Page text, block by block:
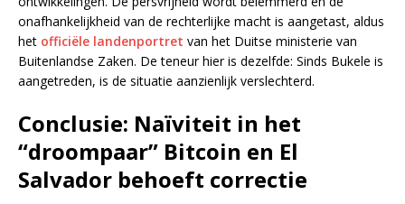
onafhankelijkheid van de rechterlijke macht is aangetast, aldus
het officiële landenportret van het Duitse ministerie van
Buitenlandse Zaken. De teneur hier is dezelfde: Sinds Bukele is
aangetreden, is de situatie aanzienlijk verslechterd.
Conclusie: Naïviteit in het
“droompaar” Bitcoin en El
Salvador behoeft correctie